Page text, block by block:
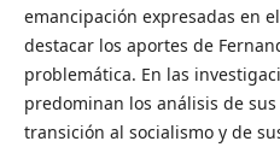
emancipación expresadas en
destacar los aportes de
problemática. En las
predominan los análisis de
transición al socialismo y de